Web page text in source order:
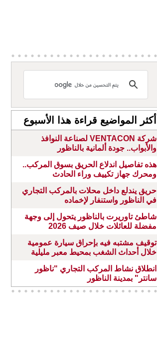
أكثر المواضيع قراءة هذا الأسبوع
شركة VENTACON لصناعة النوافذ
والأبواب.. جودة ألمانية بالناظور
هذه تفاصيل اندلاع الحريق بسوق المركب..
ومحرك جهاز تكييف وراء الحادث
حريق يندلع داخل محلات بالمركب التجاري
في الناظور واستنفار لإخماده
شاطئ تاوريرت بالناظور يتحول إلى وجهة
مفضلة للعائلات خلال صيف 2026
توقيف مشتبه فيه بإحراق سيارة عمومية
خلال أحداث الشغب بمحيط معبر مليلية
انطلاق نشاط المركب التجاري "ناظور
سانتر" بمدينة الناظور